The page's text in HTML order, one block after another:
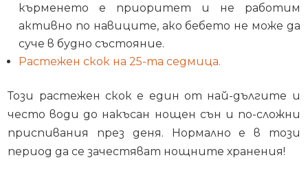
кърменето е приоритет и не работим
активно по навиците, ако бебето не може да
суче в будно състояние.
Растежен скок на 25-та седмица.
Този растежен скок е един от най-дългите и
често води до накъсан нощен сън и по-сложни
приспивания през деня. Нормално е в този
период да се зачестяват нощните хранения!